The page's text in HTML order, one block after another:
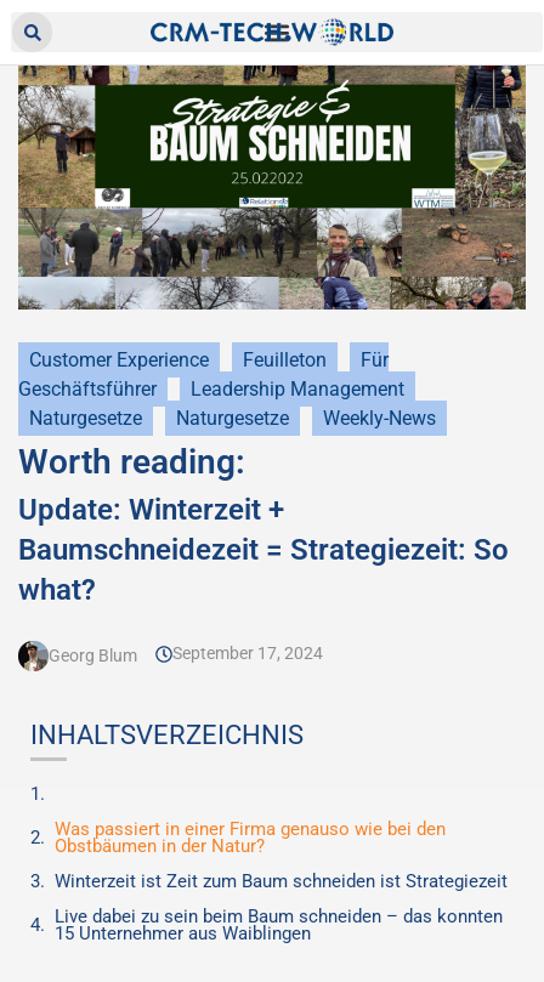
Customer Experience Feuilleton
Für
Geschäftsführer
Leadership Management
Naturgesetze
Naturgesetze Weekly-News
Worth reading:
Update: Winterzeit +
Baumschneidezeit = Strategiezeit: So
what?
Georg Blum September 17, 2024
INHALTSVERZEICHNIS
Was passiert in einer Firma genauso wie bei den
Obstbäumen in der Natur?
Winterzeit ist Zeit zum Baum schneiden ist Strategiezeit
Live dabei zu sein beim Baum schneiden – das konnten
15 Unternehmer aus Waiblingen